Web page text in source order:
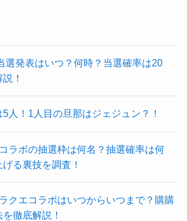
選発表はいつ？何時？当選確率は20
！
人！1人目の旦那はジェジュン？！
ラボの抽選枠は何名？抽選確率は何
る裏技を調査！
クエコラボはいつからいつまで？購購
徹底解説！